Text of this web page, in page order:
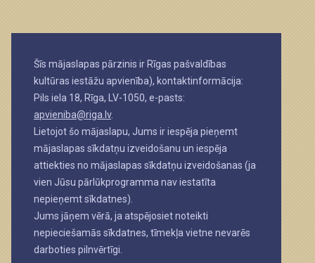
Šīs mājaslapas pārzinis ir Rīgas pašvaldības
kultūras iestāžu apvienība), kontaktinformācija:
Pils iela 18, Rīga, LV-1050, e-pasts:
apvieniba@riga.lv.
Lietojot šo mājaslapu, Jums ir iespēja pieņemt
mājaslapas sīkdatņu izveidošanu un iespēja
attiekties no mājaslapas sīkdatņu izveidošanas (ja
vien Jūsu pārlūkprogramma nav iestatīta
nepieņemt sīkdatnes).
Jums jāņem vērā, ja atspējosiet noteikti
nepieciešamās sīkdatnes, tīmekļa vietne nevarēs
darboties pilnvērtīgi.